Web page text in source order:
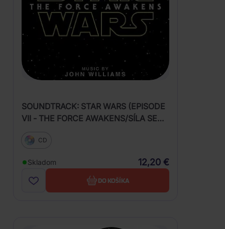
SOUNDTRACK: STAR WARS (EPISODE
VII - THE FORCE AWAKENS/SÍLA SE
CD
Skladom 12,20 €
DO KOŠÍKA